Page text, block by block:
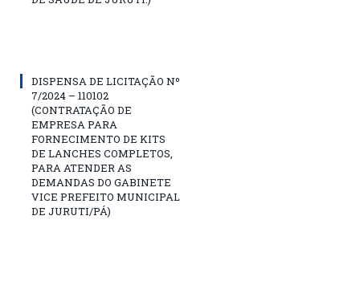
DISPENSA DE LICITAÇÃO Nº
7/2024 – 110102
(CONTRATAÇÃO DE
EMPRESA PARA
FORNECIMENTO DE KITS
DE LANCHES COMPLETOS,
PARA ATENDER AS
DEMANDAS DO GABINETE
VICE PREFEITO MUNICIPAL
DE JURUTI/PÁ)